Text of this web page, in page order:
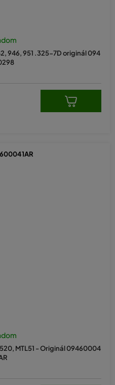
946, 951 .325-7D originál 094
MTL51 - Originál 09460004